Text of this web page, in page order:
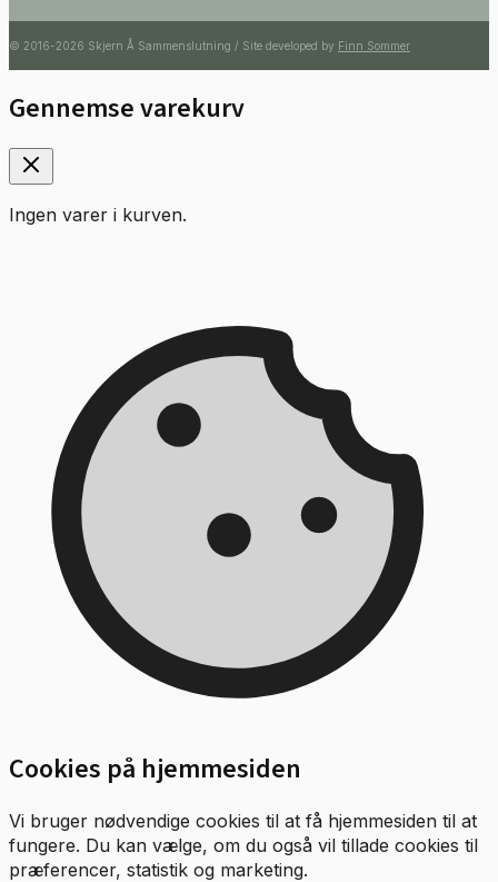
© 2016-2026 Skjern Å Sammenslutning / Site developed by Finn Sommer
Gennemse varekurv
Ingen varer i kurven.
Cookies på hjemmesiden
Vi bruger nødvendige cookies til at få hjemmesiden til at
fungere. Du kan vælge, om du også vil tillade cookies til
præferencer, statistik og marketing.